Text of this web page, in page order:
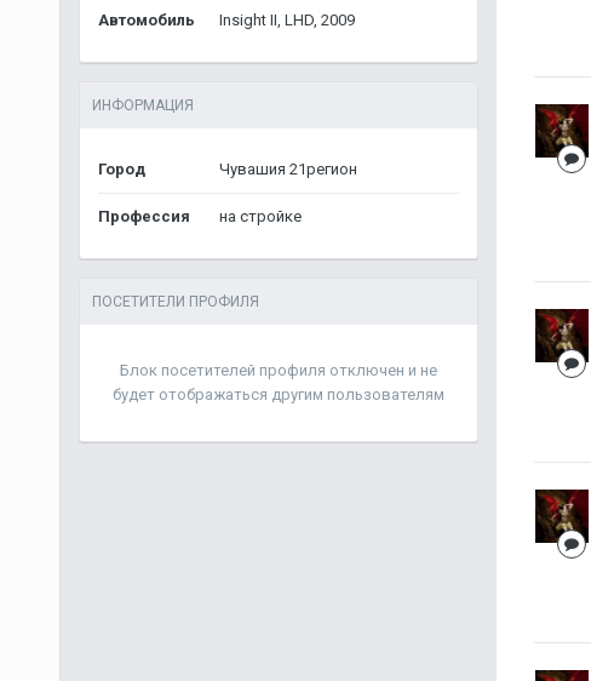
Автомобиль Insight II, LHD, 2009
ИНФОРМАЦИЯ
Город Чувашия 21регион
Профессия на стройке
ПОСЕТИТЕЛИ ПРОФИЛЯ
Блок посетителей профиля отключен и не
будет отображаться другим пользователям